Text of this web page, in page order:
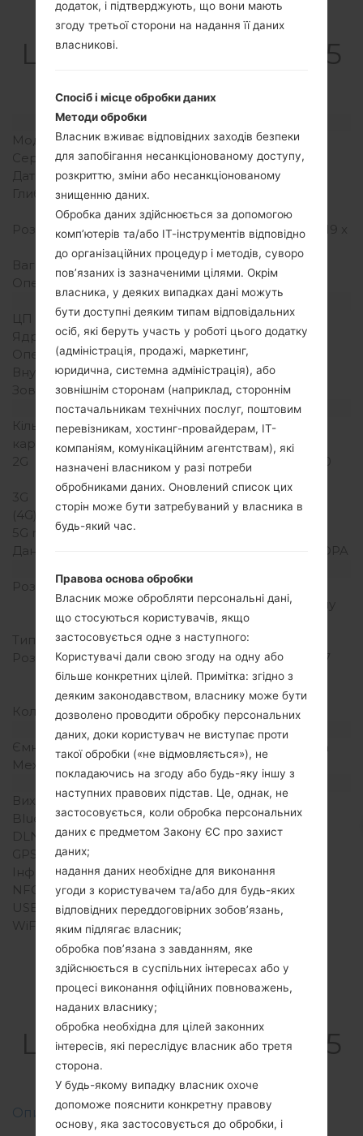
Специфікація
LGGW525G(LGGW525
G) akaLG Breeze
Модель та її характеристики
Модель
LGGW525G
Серія
LG Breeze
Дата випуску
Серпень, 2009
Глибина
дюйма)
Розміри (ширина/висота)
106.5 x 53 міліметрів (4.19 x
2.09 дюйма)
Вага
125.5 грам (4.41 унції)
Операційна система
Апаратне забезпечення
ЦП (процесор)
-
Ядра процесора
-
Оперативна память
-
Внутрішня память
40MB
Зовнішня память
microSD, до 16 GB
Мережа та дані
Кількість місць для сім
карт
1 Міні SIM
2G
GSM 850/900/1800/1900
MHz
3G
UMTS 2100 MHz
(4G) LTE
-
5G network
Дані
HSCSD,GPRS,EDGE,HSDPA
Розмір екрану
2.8 in (~39.5%
співвідношення екрану
до тіла)
Тип екрану
TFT
Розширення екрану
240 x 400 пікселів (~167
щільність пікселів на
дюйм)
Кольори екрану
256K кольорів
Акамулятор і клавіатура
Ємність акумулятора
Зємний Li-Ion 900 mAh
Механічна клавіатура
Інтерфейси
Вихід для аудіо
-
Bluetooth
USB 2.0, A2DP
DLNA
Ні
GPS
Інфрачервоний порт
Ні
NFC
Ні
USB
microUSB 2.0
WiFi
Прошивки
LGGW525G(LGGW525
G) akaLG Breeze
Описання регіонів прошивок телефонів LG
додаток, і підтверджують, що вони мають
згоду третьої сторони на надання її даних
власникові.
Спосіб і місце обробки даних
Методи обробки
Власник вживає відповідних заходів безпеки
для запобігання несанкціонованому доступу,
розкриттю, зміни або несанкціонованому
знищенню даних.
Обробка даних здійснюється за допомогою
комп’ютерів та/або ІТ-інструментів відповідно
до організаційних процедур і методів, суворо
пов’язаних із зазначеними цілями. Окрім
власника, у деяких випадках дані можуть
бути доступні деяким типам відповідальних
осіб, які беруть участь у роботі цього додатку
(адміністрація, продажі, маркетинг,
юридична, системна адміністрація), або
зовнішнім сторонам (наприклад, стороннім
постачальникам технічних послуг, поштовим
перевізникам, хостинг-провайдерам, ІТ-
компаніям, комунікаційним агентствам), які
назначені власником у разі потреби
обробниками даних. Оновлений список цих
сторін може бути затребуваний у власника в
будь-який час.
Правова основа обробки
Власник може обробляти персональні дані,
що стосуються користувачів, якщо
застосовується одне з наступного:
Користувачі дали свою згоду на одну або
більше конкретних цілей. Примітка: згідно з
деяким законодавством, власнику може бути
дозволено проводити обробку персональних
даних, доки користувач не виступає проти
такої обробки («не відмовляється»), не
покладаючись на згоду або будь-яку іншу з
наступних правових підстав. Це, однак, не
застосовується, коли обробка персональних
даних є предметом Закону ЄС про захист
даних;
надання даних необхідне для виконання
угоди з користувачем та/або для будь-яких
відповідних переддоговірних зобов’язань,
яким підлягає власник;
обробка пов’язана з завданням, яке
здійснюється в суспільних інтересах або у
процесі виконання офіційних повноважень,
наданих власнику;
обробка необхідна для цілей законних
інтересів, які переслідує власник або третя
сторона.
У будь-якому випадку власник охоче
допоможе пояснити конкретну правову
основу, яка застосовується до обробки, і